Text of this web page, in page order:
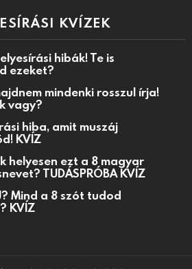
KVÍZEK
hibák! Te is
ezeket?
mindenki rosszul írja!
vagy?
hiba, amit muszáj
KVÍZ
helyesen ezt a 8 magyar
TUDÁSPRÓBA KVÍZ
Mind a 8 szót tudod
KVÍZ